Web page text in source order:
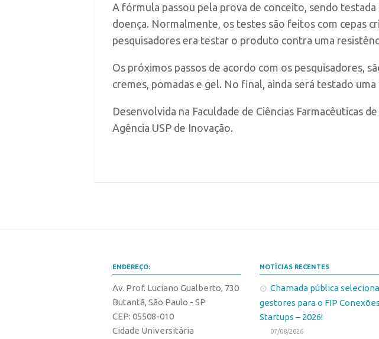
A fórmula passou pela prova de conceito, sendo
doença. Normalmente, os testes são feitos com cepas
pesquisadores era testar o produto contra uma
Os próximos passos de acordo com os pesquisadores,
cremes, pomadas e gel. No final, ainda será testado
Desenvolvida na Faculdade de Ciências Farmacêuticas
Agência USP de Inovação.
ENDEREÇO:
Av. Prof. Luciano Gualberto, 730
Butantã, São Paulo - SP
CEP: 05508-010
Cidade Universitária
NOTÍCIAS RECENTES
Chamada pública seleciona
gestores para o FIP Conexões
Startups – 2026!
07/08/2026